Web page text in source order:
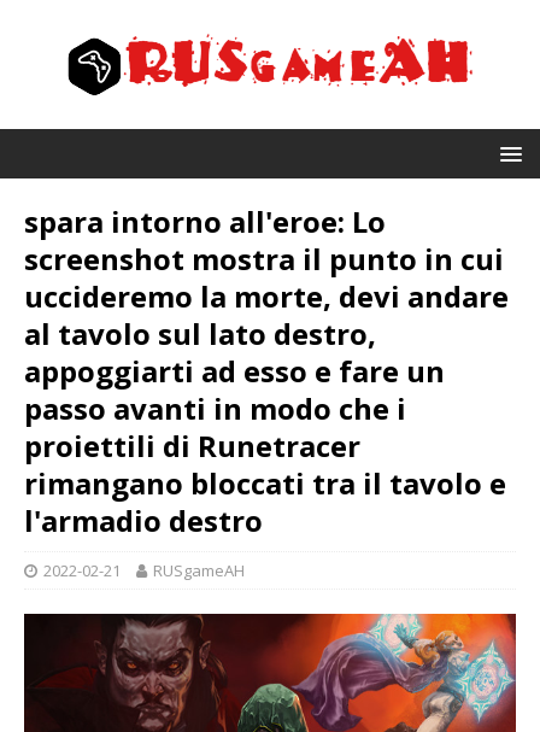
spara intorno all'eroe: Lo
screenshot mostra il punto in cui
uccideremo la morte, devi andare
al tavolo sul lato destro,
appoggiarti ad esso e fare un
passo avanti in modo che i
proiettili di Runetracer
rimangano bloccati tra il tavolo e
l'armadio destro
2022-02-21 RUSgameAH